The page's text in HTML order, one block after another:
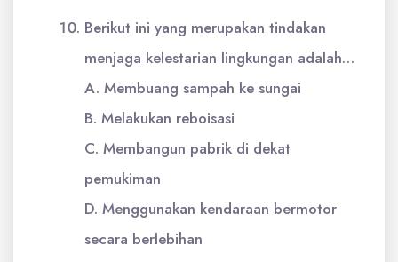
Berikut ini yang merupakan tindakan
menjaga kelestarian lingkungan adalah…
A. Membuang sampah ke sungai
B. Melakukan reboisasi
C. Membangun pabrik di dekat
pemukiman
D. Menggunakan kendaraan bermotor
secara berlebihan